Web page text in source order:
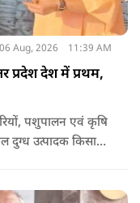
06 Aug, 2026 11:39 AM
प्रदेश देश में प्रथम,
पशुपालन एवं कृषि
दुग्ध उत्पादक किसानों,